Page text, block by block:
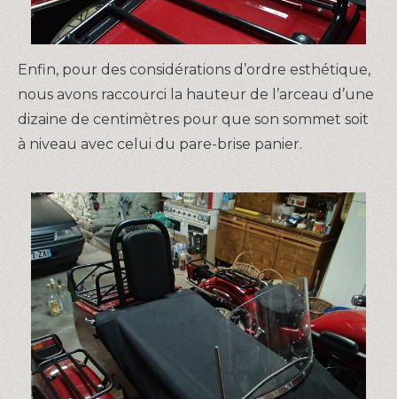
Enfin, pour des considérations d’ordre esthétique,
nous avons raccourci la hauteur de l’arceau d’une
dizaine de centimètres pour que son sommet soit
à niveau avec celui du pare-brise panier.